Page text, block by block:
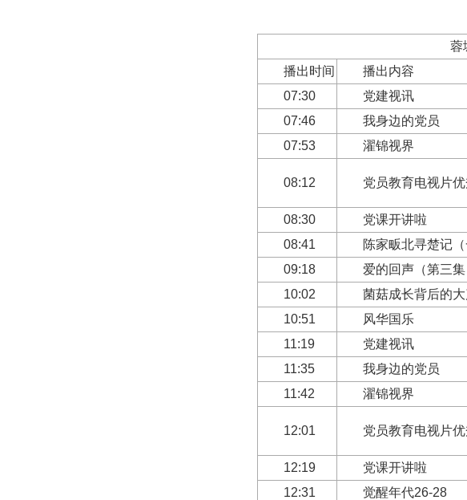
蓉城先锋党员教
播出时间
播出内容
07:30
党建视讯
07:46
我身边的党员
07:53
濯锦视界
08:12 党员教育电视片
08:30
党课开讲啦
08:41
陈家畈北寻楚记（
09:18
爱的回声（第三集
10:02
菌菇成长背后的
10:51
风华国乐
11:19
党建视讯
11:35
我身边的党员
11:42
濯锦视界
12:01 党员教育电视片
12:19
党课开讲啦
12:31
觉醒年代26-28